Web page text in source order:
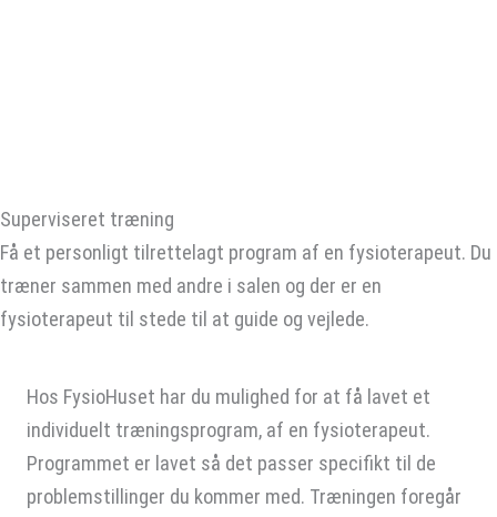
Superviseret træning
Få et personligt tilrettelagt program af en fysioterapeut. Du
træner sammen med andre i salen og der er en
fysioterapeut til stede til at guide og vejlede.
Hos FysioHuset har du mulighed for at få lavet et
individuelt træningsprogram, af en fysioterapeut.
Programmet er lavet så det passer specifikt til de
problemstillinger du kommer med. Træningen foregår